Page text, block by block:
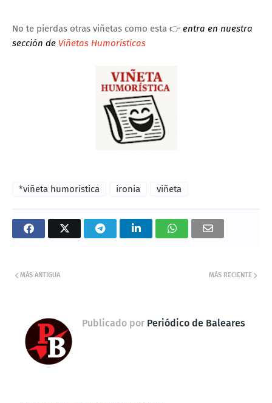
No te pierdas otras viñetas como esta 👉 entra en nuestra
sección de Viñetas Humorísticas
*viñeta humoristica ironia viñeta
MÁS RECIENTE
MÁS ANTIGUA
Publicado por Periódico de Baleares